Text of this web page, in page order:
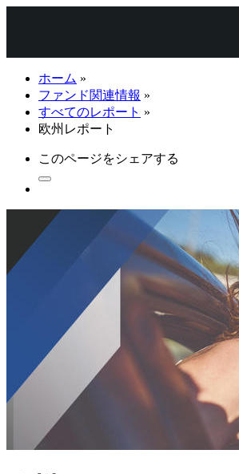
ホーム »
ファンド関連情報 »
すべてのレポート »
欧州レポート
このページをシェアする